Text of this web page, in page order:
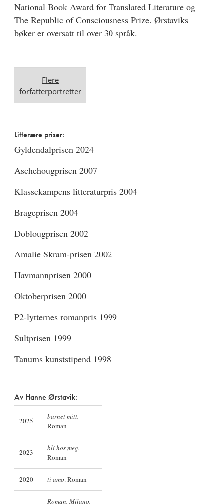
National Book Award for Translated Literature og
The Republic of Consciousness Prize. Ørstaviks
bøker er oversatt til over 30 språk.
Flere
forfatterportretter
Litterære priser:
Gyldendalprisen 2024
Aschehougprisen 2007
Klassekampens litteraturpris 2004
Brageprisen 2004
Doblougprisen 2002
Amalie Skram-prisen 2002
Havmannprisen 2000
Oktoberprisen 2000
P2-lytternes romanpris 1999
Sultprisen 1999
Tanums kunststipend 1998
Av Hanne Ørstavik:
2025
barnet mitt.
Roman
2023
bli hos meg.
Roman
2020 ti amo. Roman
Roman. Milano.